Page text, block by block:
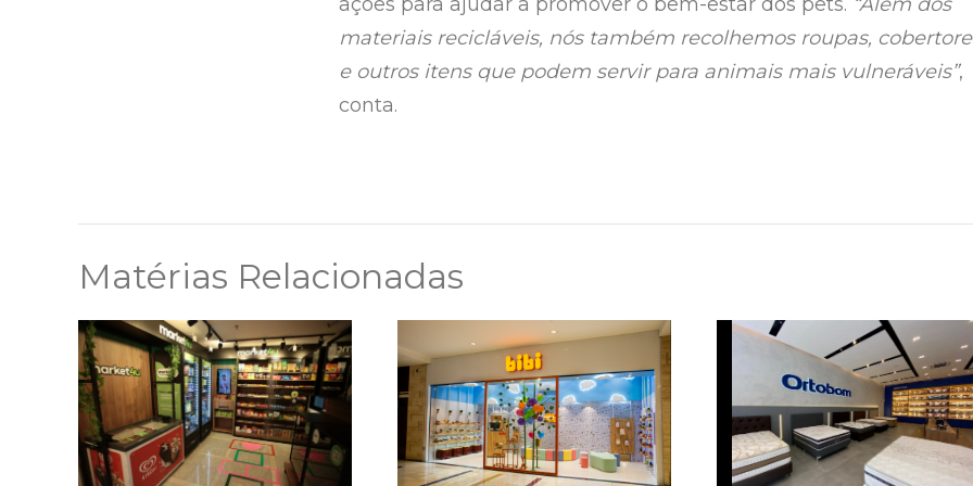
materiais recicláveis, nós também recolhemos roupas,
e outros itens que podem servir para animais mais vulneráveis”,
conta.
Matérias Relacionadas